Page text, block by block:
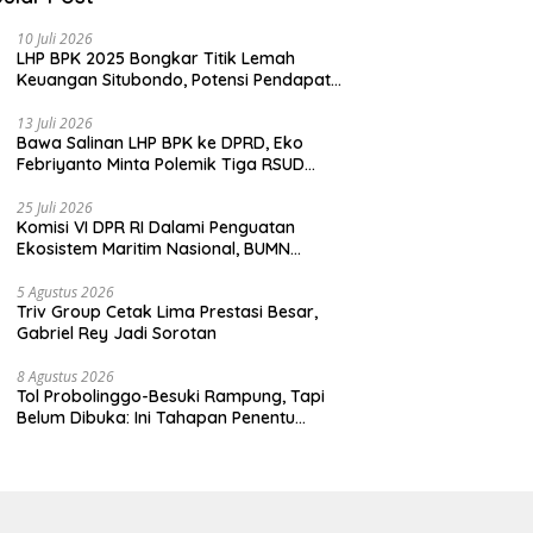
10 Juli 2026
LHP BPK 2025 Bongkar Titik Lemah
Keuangan Situbondo, Potensi Pendapatan
13 Juli 2026
Bawa Salinan LHP BPK ke DPRD, Eko
Febriyanto Minta Polemik Tiga RSUD
Opini
25 Juli 2026
Komisi VI DPR RI Dalami Penguatan
Ekosistem Maritim Nasional, BUMN
Surabaya
5 Agustus 2026
Triv Group Cetak Lima Prestasi Besar,
Gabriel Rey Jadi Sorotan
8 Agustus 2026
Tol Probolinggo-Besuki Rampung, Tapi
Belum Dibuka: Ini Tahapan Penentu